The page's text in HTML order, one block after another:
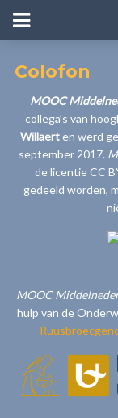
Colofon
MOOC
collega’s van
Willaerten werd
september 2017.
de licentie CC
gedeeld worden,
MOOC
hulp van de